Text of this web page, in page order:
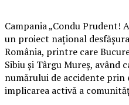
Campania „Condu Prudent!
un proiect național
România, printre care
Sibiu și Târgu Mureș, având
numărului de accidente prin
implicarea activă a